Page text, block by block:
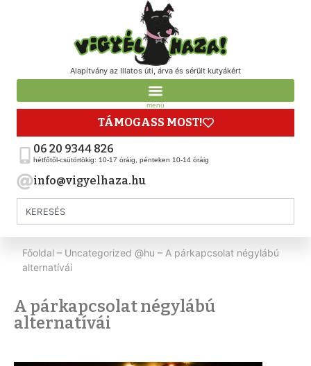
Alapítvány az Illatos úti, árva és sérült kutyákért
menü
TÁMOGASS MOST!
06 20 9344 826
hétfőtől-csütörtökig: 10-17 óráig, pénteken 10-14 óráig
info@vigyelhaza.hu
Főoldal – Uncategorized @hu – A párkapcsolat négylábú
alternatívái
A párkapcsolat négylábú
alternatívái